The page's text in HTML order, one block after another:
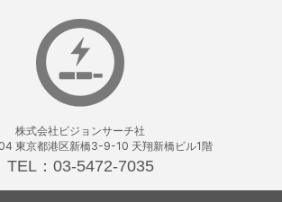
株式会社ビジョンサーチ社
東京都港区新橋3-9-10 天翔新橋ビル1階
TEL：03-5472-7035